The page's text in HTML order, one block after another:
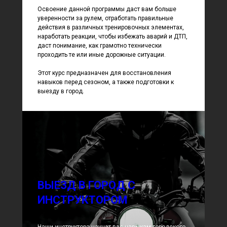
Освоение данной программы даст вам больше
уверенности за рулем, отработать правильные
действия в различных тренировочных элементах,
наработать реакции, чтобы избежать аварий и ДТП,
даст понимание, как грамотно технически
проходить те или иные дорожные ситуации.
Этот курс предназначен для восстановления
навыков перед сезоном, а также подготовки к
выезду в город.
ВЫЕЗД В ГОРОД С
ИНСТРУКТОРОМ